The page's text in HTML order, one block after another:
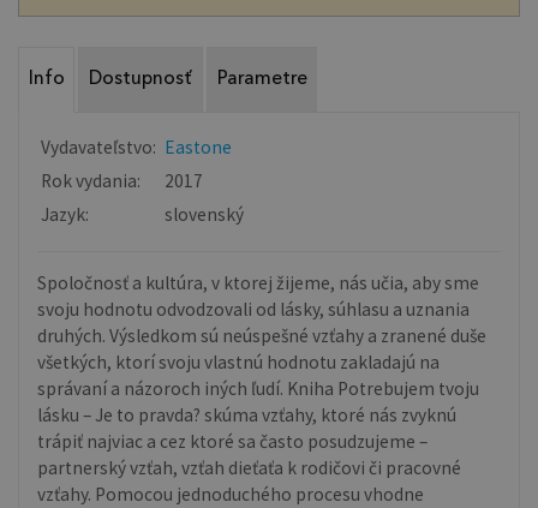
Info Dostupnosť Parametre
Vydavateľstvo: Eastone
Rok vydania:
2017
Jazyk:
slovenský
Spoločnosť a kultúra, v ktorej žijeme, nás učia, aby sme
svoju hodnotu odvodzovali od lásky, súhlasu a uznania
druhých. Výsledkom sú neúspešné vzťahy a zranené duše
všetkých, ktorí svoju vlastnú hodnotu zakladajú na
správaní a názoroch iných ľudí. Kniha Potrebujem tvoju
lásku – Je to pravda? skúma vzťahy, ktoré nás zvyknú
trápiť najviac a cez ktoré sa často posudzujeme –
partnerský vzťah, vzťah dieťaťa k rodičovi či pracovné
vzťahy. Pomocou jednoduchého procesu vhodne